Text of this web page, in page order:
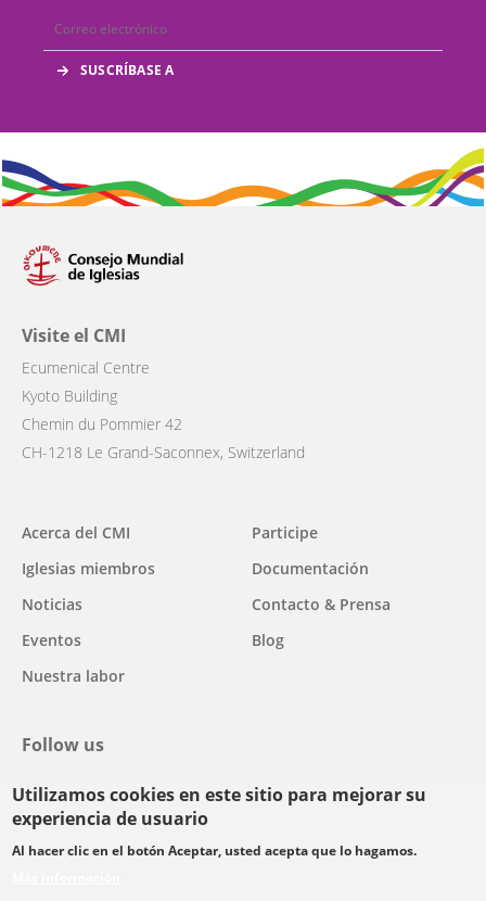
Utilizamos cookies en este sitio para mejorar su
experiencia de usuario
Al hacer clic en el botón Aceptar, usted acepta que lo hagamos.
Visite el CMI
Ecumenical Centre
Kyoto Building
Chemin du Pommier 42
CH-1218 Le Grand-Saconnex, Switzerland
Main
navigation
Acerca del CMI
Iglesias miembros
Noticias
Eventos
Nuestra labor
Participe
Documentación
Contacto & Prensa
Blog
Follow us
facebook
twitteryoutubeyoutubeinstagram
Select